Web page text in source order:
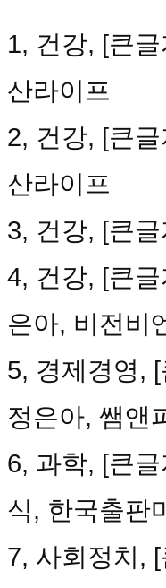
1, 건강, [큰
산라이프
2, 건강, [큰
산라이프
3, 건강, [큰
4, 건강, [큰
은아, 비전비
5, 경제경영,
정은아, 쌤앤
6, 과학, [큰
식, 한국출판
7, 사회정치,